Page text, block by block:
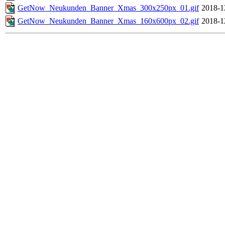
GetNow_Neukunden_Banner_Xmas_300x250px_01.gif 2018-
GetNow_Neukunden_Banner_Xmas_160x600px_02.gif 2018-